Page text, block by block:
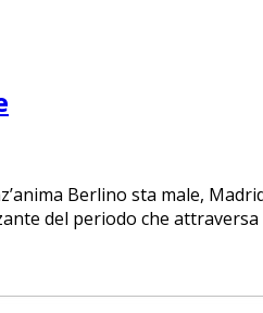
Berlino sta male,
del periodo che attraversa